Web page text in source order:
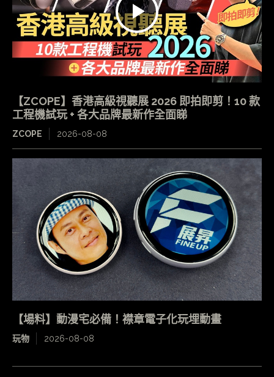
【ZCOPE】香港高級視聽展 2026 即拍即剪！10 款
工程機試玩 + 各大品牌最新作全面睇
ZCOPE 2026-08-08
【場料】動漫宅必備！襟章電子化玩埋動畫
玩物 2026-08-08